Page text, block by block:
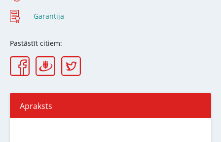
Garantija
Pastāstīt citiem:
Apraksts